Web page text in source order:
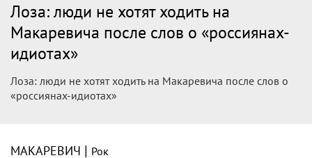
Лоза: люди не хотят ходить на
Макаревича после слов о «россиянах-
идиотах»
Лоза: люди не хотят ходить на Макаревича после слов о
«россиянах-идиотах»
МАКАРЕВИЧ | Рок